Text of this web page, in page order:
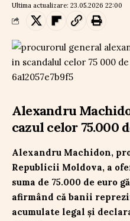
Ultima actualizare: 23.05.2026 22:00
Alexandru
cazul celor 75.000
Alexandru Machidon,
Republicii Moldova, a
suma de 75.000 de euro
afirmând că banii
acumulate legal și